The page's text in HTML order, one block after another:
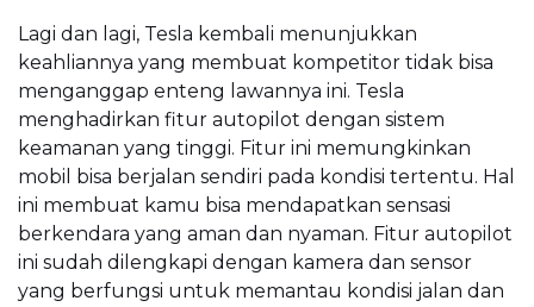
Lagi dan lagi, Tesla kembali menunjukkan
keahliannya yang membuat kompetitor tidak bisa
menganggap enteng lawannya ini. Tesla
menghadirkan fitur autopilot dengan sistem
keamanan yang tinggi. Fitur ini memungkinkan
mobil bisa berjalan sendiri pada kondisi tertentu. Hal
ini membuat kamu bisa mendapatkan sensasi
berkendara yang aman dan nyaman. Fitur autopilot
ini sudah dilengkapi dengan kamera dan sensor
yang berfungsi untuk memantau kondisi jalan dan